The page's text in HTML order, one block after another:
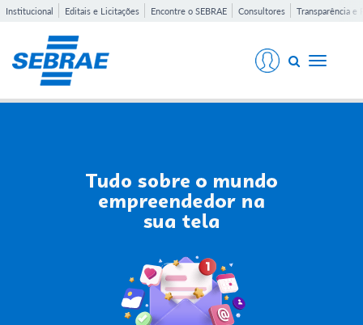
Institucional Editais e Licitações Encontre o SEBRAE Consultores Transparência e
Toggle